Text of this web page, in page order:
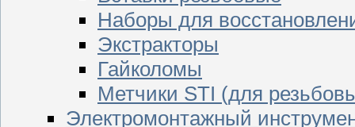
Наборы для
Экстракторы
Гайколомы
Метчики STI (для
Электромонтажный